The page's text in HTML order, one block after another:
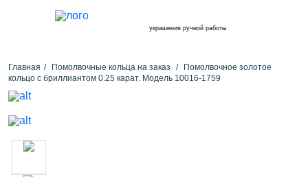
украшения ручной работы
Главная Помолвочные кольца на заказ
Помолвочное золотое
кольцо с бриллиантом 0.25 карат. Модель 10016-1759